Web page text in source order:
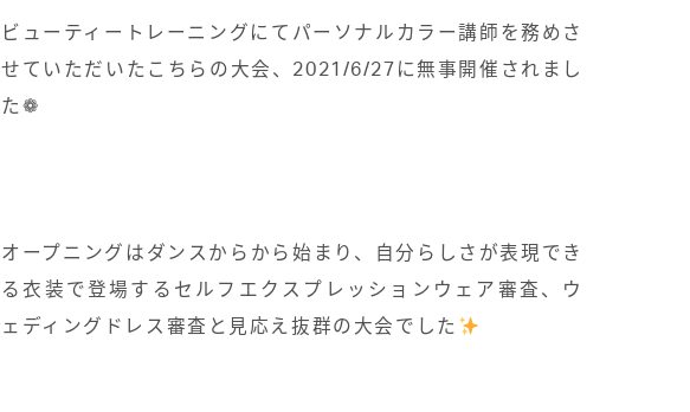
ビューティートレーニングにてパーソナルカラー講師を務めさ
せていただいたこちらの大会、 2021/6/27 に無事開催されまし
た❁
オープニングはダンスからから始まり、自分らしさが表現でき
る衣装で登場する セルフエクスプレッションウェア審査、ウ
ェディングドレス審査と見応え抜群の大会でした